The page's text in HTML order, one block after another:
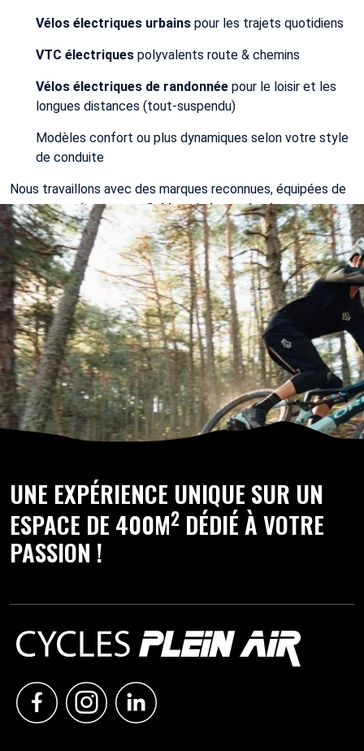
Vélos électriques urbains pour les trajets quotidiens
VTC électriques polyvalents route & chemins
Vélos électriques de randonnée pour le loisir et les
longues distances (tout-suspendu)
Modèles confort ou plus dynamiques selon votre style
de conduite
Nous travaillons avec des marques reconnues, équipées de
moteurs puissants et fiables, debatteries longue
autonomieet de composants conçus pour durer.
UNE EXPÉRIENCE UNIQUE SUR UN
ESPACE DE 400M2 DÉDIÉ À VOTRE
PASSION !